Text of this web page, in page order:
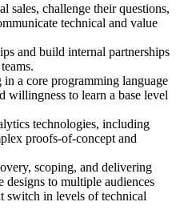
sales, challenge their questions,
technical and value
and build internal partnerships
a core programming language
willingness to learn a base level
technologies, including
proofs-of-concept and
scoping, and delivering
designs to multiple audiences
switch in levels of technical